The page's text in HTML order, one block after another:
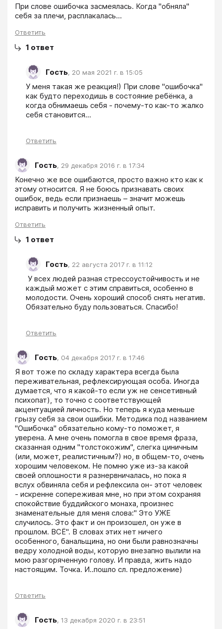
При слове ошибочка засмеялась. Когда "обняла"
себя за плечи, расплакалась...
Ответить
1 ответ
Гость, 20 мая 2021 г. в 15:05
У меня такая же реакция!) При слове "ошибочка"
как будто переходишь в состояние ребёнка, а
когда обнимаешь себя - почему-то как-то жалко
себя становится...
Ответить
Гость, 29 декабря 2016 г. в 17:34
Конечно же все ошибаются, просто важно кто как к
этому относится. Я не боюсь признавать своих
ошибок, ведь если признаешь – значит можешь
исправить и получить жизненный опыт.
Ответить
1 ответ
Гость, 22 августа 2017 г. в 11:12
каждый может с этим справиться, особенно в
молодости. Очень хороший способ снять негатив.
Обязательно буду пользоваться. Спасибо!
Ответить
Гость, 04 декабря 2017 г. в 17:46
Я вот тоже по складу характера всегда была
переживательная, рефлексирующая особа. Иногда
думается, что я какой-то если уж не сенсетивный
психопат), то точно с соответствующей
акцентуацией личность. Но теперь я куда меньше
грызу себя за свои ошибки. Методика под названием
"Ошибочка" обязательно кому-то поможет, я
уверена. А мне очень помогла в свое время фраза,
сказанная одним "толстокожим", слегка циничным
(или, может, реалистичным?) но, в общем-то, очень
хорошим человеком. Не помню уже из-за какой
своей оплошности я разнервничалась, но пока я
вслух обвиняла себя и рефлексила он- этот человек
- искренне сопереживая мне, но при этом сохраняя
спокойствие буддийского монаха, произнес
знаменательные для меня слова:" Это УЖЕ
случилось. Это факт и он произошел, он уже в
прошлом. ВСЁ". В словах этих нет ничего
особенного, банальщина, но они были равнозначны
ведру холодной воды, которую внезапно вылили на
мою разгоряченную голову. И правда, жить надо
настоящим. Точка. И..пошло сл. предложение)
Ответить
Гость, 13 декабря 2020 г. в 23:51